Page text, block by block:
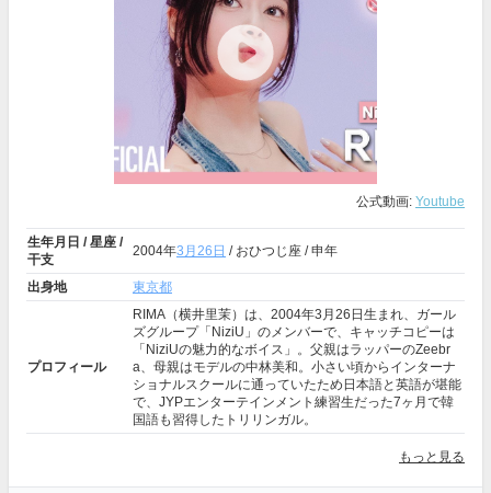
公式動画: Youtube
生年月日 / 星座 /
干支
2004年3月26日 / おひつじ座 / 申年
出身地 東京都
プロフィール
RIMA（横井里茉）は、2004年3月26日生まれ、ガール
ズグループ「NiziU」のメンバーで、キャッチコピーは
「NiziUの魅力的なボイス」。父親はラッパーのZeebr
a、母親はモデルの中林美和。小さい頃からインターナ
ショナルスクールに通っていたため日本語と英語が堪能
で、JYPエンターテインメント練習生だった7ヶ月で韓
国語も習得したトリリンガル。
もっと見る